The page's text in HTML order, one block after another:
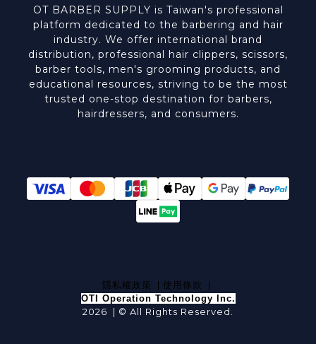
OT BARBER SUPPLY is Taiwan's professional
platform dedicated to the barbering and hair
industry. We offer international brand
distribution, professional hair clippers, scissors,
barber tools, men's grooming products, and
educational resources, striving to be the most
trusted one-stop destination for barbers,
hairdressers, and consumers.
隱私權政策 | 使用條款 |
OTI Operation Technology Inc.
2026 | © All Rights Reserved.